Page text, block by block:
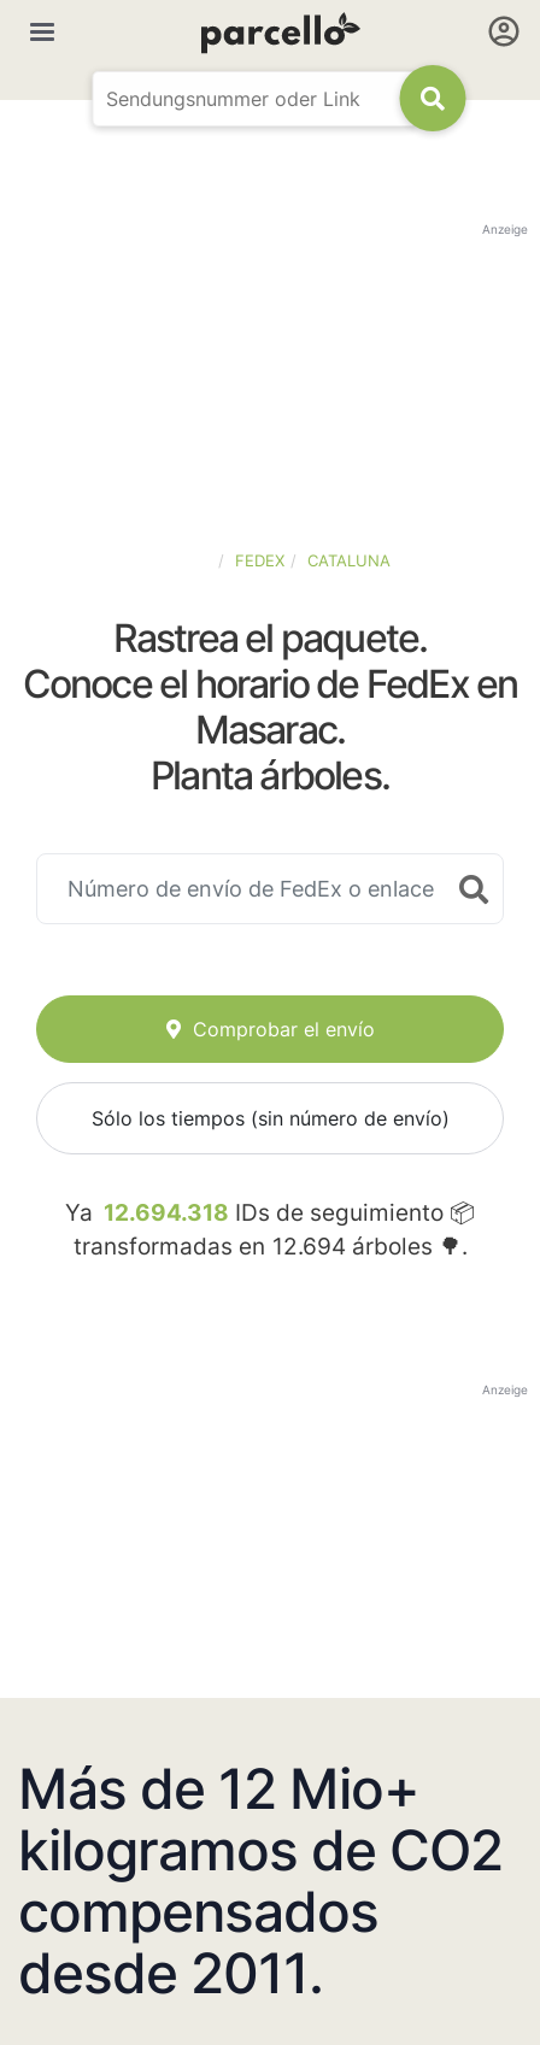
Anzeige
FEDEX CATALUNA
Rastrea el paquete.
Conoce el horario de FedEx en
Masarac.
Planta árboles.
Comprobar el envío
Sólo los tiempos (sin número de envío)
Ya 12.694.318 IDs de seguimiento 📦
transformadas en 12.694 árboles 🌳.
Anzeige
Más de 12 Mio+
kilogramos de CO2
compensados
desde 2011.